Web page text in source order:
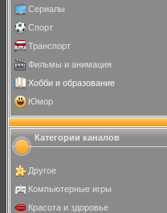
Сериалы
Спорт
Транспорт
Фильмы и анимация
Хобби и образование
Юмор
Категории каналов
Другое
Компьютерные игры
Красота и здоровье